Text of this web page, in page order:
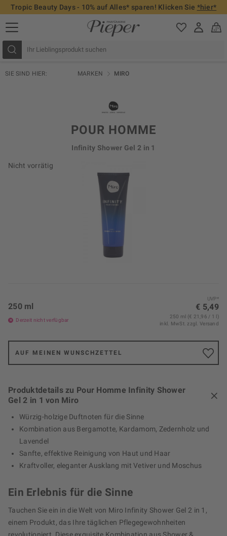
Tropic Beauty Days - 10% auf Alles* sparen! Klicken Sie *hier*
SIE SIND HIER: MARKEN MIRO
Nicht vorrätig
POUR HOMME
Infinity Shower Gel 2 in 1
UVP*
€ 5,49
250 ml
Derzeit nicht verfügbar
250 ml (€ 21,96 / 1 l)
inkl. MwSt.zzgl. Versand
AUF MEINEN WUNSCHZETTEL
Produktdetails zu Pour Homme Infinity Shower
Gel 2 in 1 von Miro
Würzig-holzige Duftnoten für die Sinne
Kombination aus Bergamotte, Kardamom, Zedernholz und
Lavendel
Sanfte, effektive Reinigung von Haut und Haar
Kraftvoller, eleganter Ausklang mit Vetiver und Moschus
Ein Erlebnis für die Sinne
Tauchen Sie ein in die Welt von Miro Infinity Shower Gel 2 in 1,
einem Produkt, das Ihre täglichen Pflegegewohnheiten